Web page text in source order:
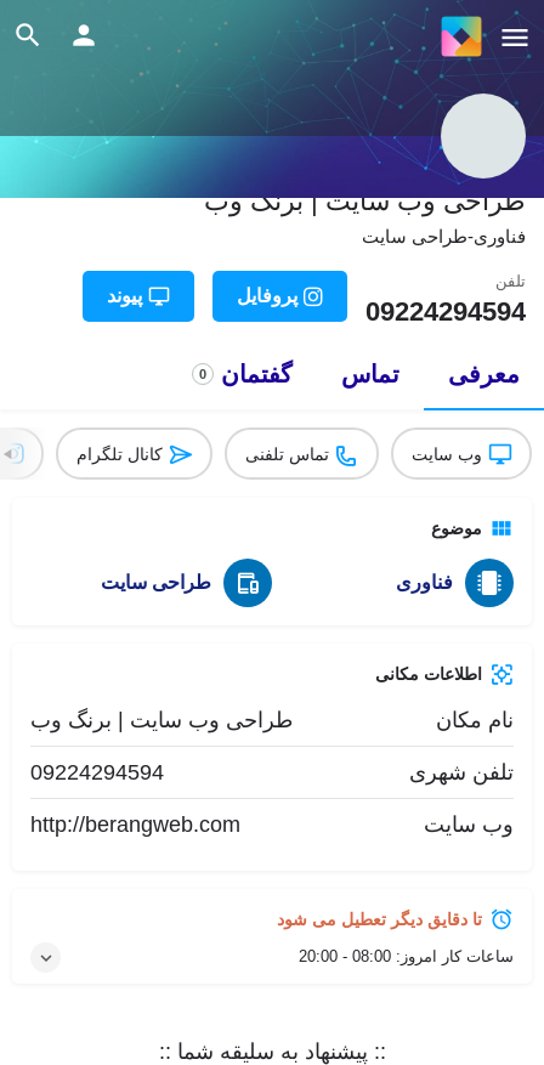
طراحی وب سایت | برنگ وب
فناوری-طراحی سایت
تلفن
09224294594
پروفایل پیوند
معرفی تماس گفتمان 0
وب سایت تماس تلفنی کانال تلگرام
موضوع
فناوری طراحی سایت
اطلاعات مکانی
نام مکان طراحی وب سایت | برنگ وب
تلفن شهری 09224294594
وب سایت http://berangweb.com
تا دقایق دیگر تعطیل می شود
ساعات کار امروز: 08:00 - 20:00
:: پیشنهاد به سلیقه شما ::